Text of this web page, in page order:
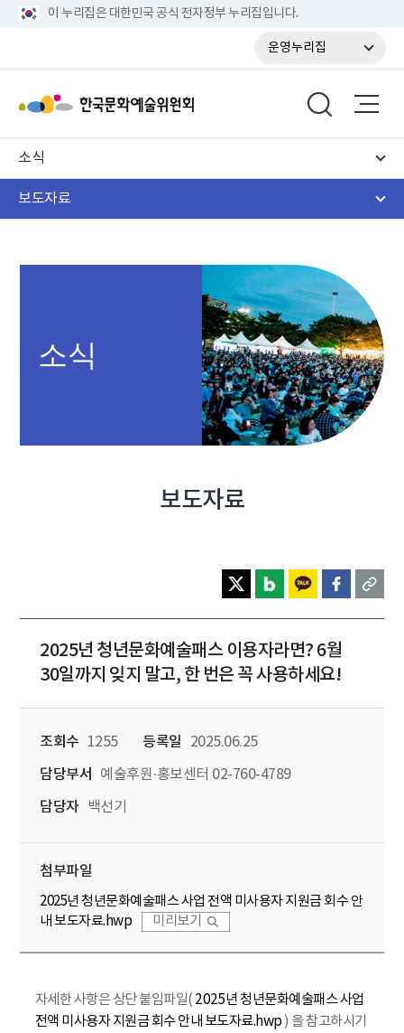
이 누리집은 대한민국 공식 전자정부 누리집입니다.
운영누리집
소식
보도자료
소식
보도자료
2025년 청년문화예술패스 이용자라면? 6월
30일까지 잊지 말고, 한 번은 꼭 사용하세요!
조회수 1255 등록일
2025.06.25
담당부서
예술후원·홍보센터 02-760-4789
담당자 백선기
첨부파일
2025년 청년문화예술패스 사업 전액 미사용자 지원금 회수 안
내 보도자료.hwp
미리보기
자세한 사항은 상단 붙임파일( 2025년 청년문화예술패스 사업
전액 미사용자 지원금 회수 안내 보도자료.hwp) 을 참고하시기